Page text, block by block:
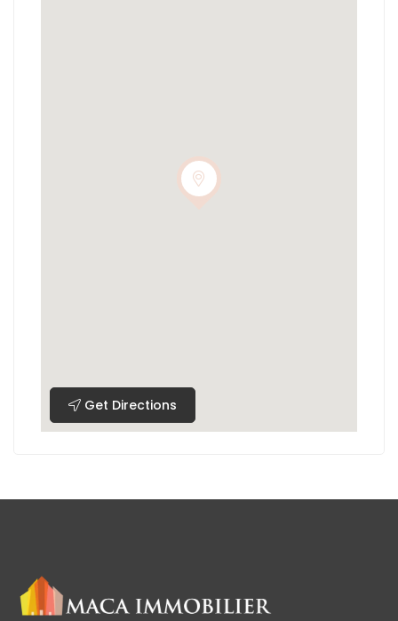
Get Directions